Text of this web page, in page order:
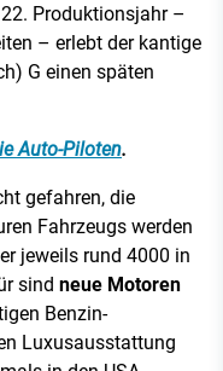
Produktionsjahr –
– erlebt der kantige
G einen späten
Auto-Piloten.
gefahren, die
Fahrzeugs werden
jeweils rund 4000 in
sind neue Motoren
Benzin-
Luxusausstattung